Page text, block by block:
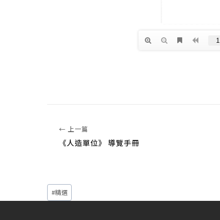
← 上一篇
《人造單位》 導覽手冊
Post
Tags:
#精選